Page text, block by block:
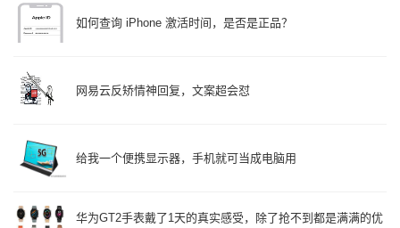
如何查询 iPhone 激活时间，是否是正品？
网易云反矫情神回复，文案超会怼
给我一个便携显示器，手机就可当成电脑用
华为GT2手表戴了1天的真实感受，除了抢不到都是满满的优